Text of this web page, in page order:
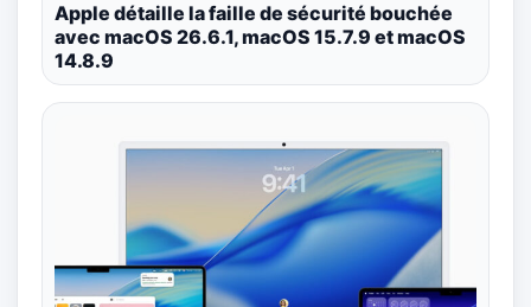
Apple détaille la faille de sécurité bouchée
avec macOS 26.6.1, macOS 15.7.9 et macOS
14.8.9